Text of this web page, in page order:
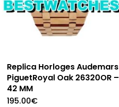
Replica Horloges Audemars
PiguetRoyal Oak 26320OR –
42 MM
195.00€